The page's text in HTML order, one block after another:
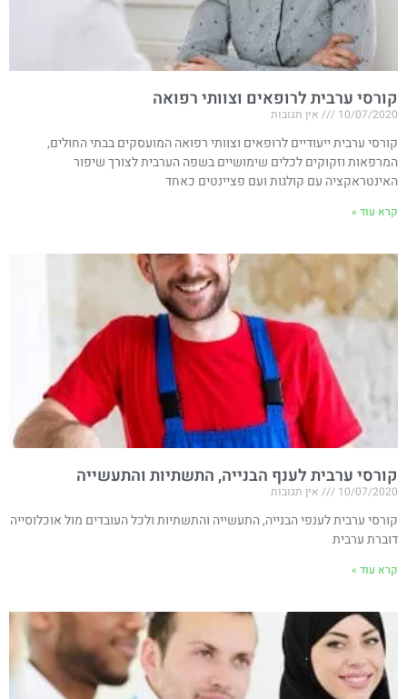
קורסי ערבית לרופאים וצוותי רפואה
10/07/2020 אין תגובות
קורסי ערבית ייעודיים לרופאים וצוותי רפואה המועסקים בבתי החולים,
המרפאות וזקוקים לכלים שימושיים בשפה הערבית לצורך שיפור
האינטראקציה עם קולגות ועם פציינטים כאחד
קרא עוד »
קורסי ערבית לענף הבנייה, התשתיות והתעשייה
10/07/2020 אין תגובות
קורסי ערבית לענפי הבנייה, התעשייה והתשתיות ולכל העובדים מול אוכלוסייה
דוברת ערבית
קרא עוד »